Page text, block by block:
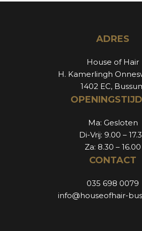
ADRES
House of Hair
H. Kamerlingh
1402 EC,
Ma: Gesloten
Di-Vrij: 9.00 –
Za: 8.30 – 16.00
CONTACT
035 698 0079
info@houseofhair-